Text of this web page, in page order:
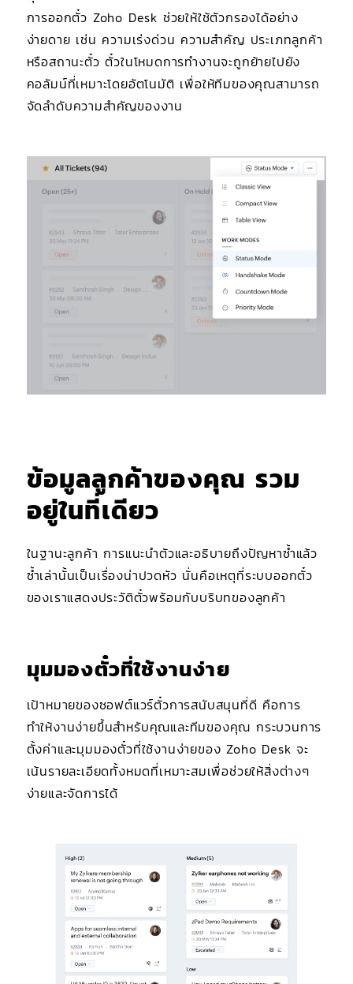
การออกตั๋ว Zoho Desk ช่วยให้ใช้ตัวกรองได้อย่าง
ง่ายดาย เช่น ความเร่งด่วน ความสำคัญ ประเภทลูกค้า
หรือสถานะตั๋ว ตั๋วในโหมดการทำงานจะถูกย้ายไปยัง
คอลัมน์ที่เหมาะโดยอัตโนมัติ เพื่อให้ทีมของคุณสามารถ
จัดลำดับความสำคัญของงาน
ข้อมูลลูกค้าของคุณ รวม
อยู่ในที่เดียว
ในฐานะลูกค้า การแนะนำตัวและอธิบายถึงปัญหาซ้ำแล้ว
ซ้ำเล่านั้นเป็นเรื่องน่าปวดหัว นั่นคือเหตุที่ระบบออกตั๋ว
ของเราแสดงประวัติตั๋วพร้อมกับบริบทของลูกค้า
มุมมองตั๋วที่ใช้งานง่าย
เป้าหมายของซอฟต์แวร์ตั๋วการสนับสนุนที่ดี คือการ
ทำให้งานง่ายขึ้นสำหรับคุณและทีมของคุณ กระบวนการ
ตั้งค่าและมุมมองตั๋วที่ใช้งานง่ายของ Zoho Desk จะ
เน้นรายละเอียดทั้งหมดที่เหมาะสมเพื่อช่วยให้สิ่งต่างๆ
ง่ายและจัดการได้